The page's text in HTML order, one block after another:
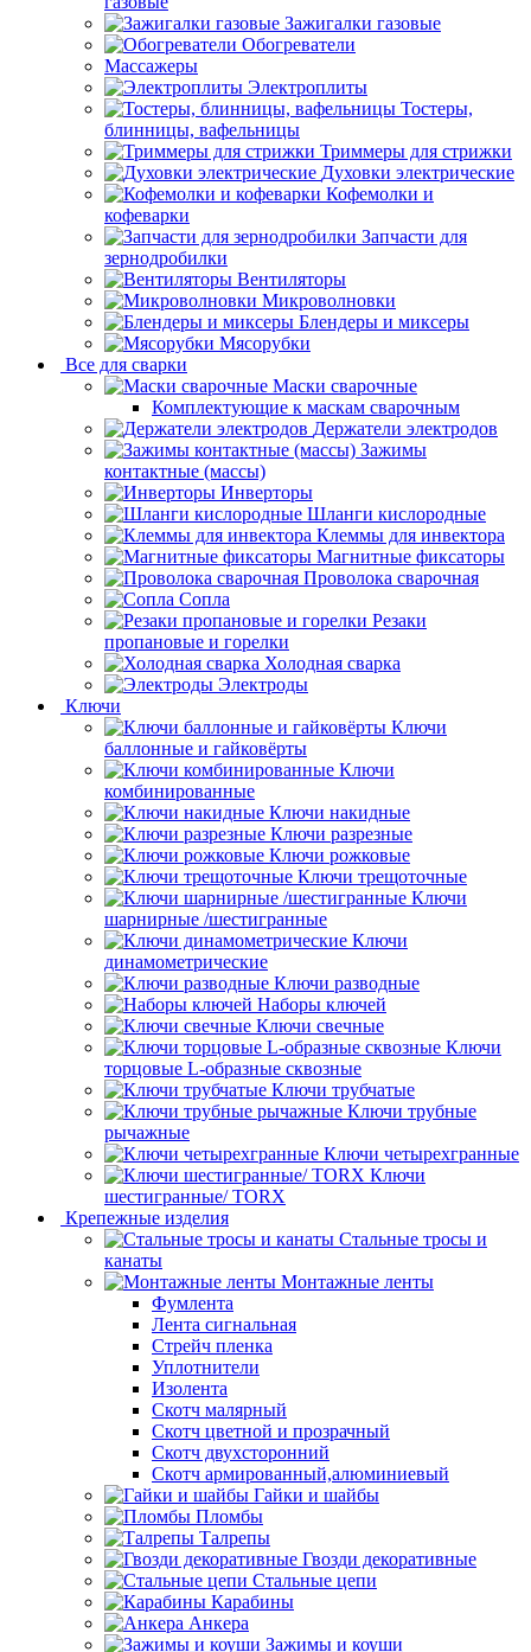
Зажигалки газовые
Обогреватели
Массажеры
Электроплиты
Тостеры,
блинницы, вафельницы
Триммеры для стрижки
Духовки электрические
Кофемолки и
кофеварки
Запчасти для
зернодробилки
Вентиляторы
Микроволновки
Блендеры и миксеры
Мясорубки
Все для сварки
Маски сварочные
Комплектующие к маскам сварочным
Держатели электродов
Зажимы
контактные (массы)
Инверторы
Шланги кислородные
Клеммы для инвектора
Магнитные фиксаторы
Проволока сварочная
Сопла
Резаки
пропановые и горелки
Холодная сварка
Электроды
Ключи
Ключи
баллонные и гайковёрты
Ключи
комбинированные
Ключи накидные
Ключи разрезные
Ключи рожковые
Ключи трещоточные
Ключи
шарнирные /шестигранные
Ключи
динамометрические
Ключи разводные
Наборы ключей
Ключи свечные
Ключи
торцовые L-образные сквозные
Ключи трубчатые
Ключи трубные
рычажные
Ключи четырехгранные
Ключи
шестигранные/ TORX
Крепежные изделия
Стальные тросы и
канаты
Монтажные ленты
Фумлента
Лента сигнальная
Стрейч пленка
Уплотнители
Изолента
Скотч малярный
Скотч цветной и прозрачный
Скотч двухсторонний
Скотч армированный,алюминиевый
Гайки и шайбы
Пломбы
Талрепы
Гвозди декоративные
Стальные цепи
Карабины
Анкера
Зажимы и коуши